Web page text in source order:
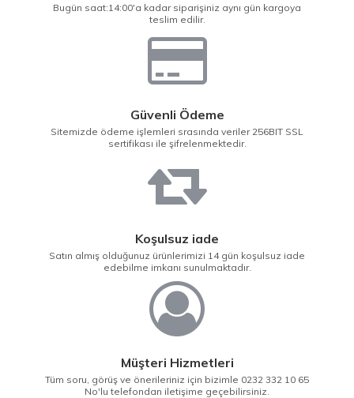
Bugün saat:14:00'a kadar siparişiniz aynı gün kargoya
teslim edilir.
Güvenli Ödeme
Sitemizde ödeme işlemleri srasında veriler 256BIT SSL
sertifikası ile şifrelenmektedir.
Koşulsuz iade
Satın almış olduğunuz ürünlerimizi 14 gün koşulsuz iade
edebilme imkanı sunulmaktadır.
Müşteri Hizmetleri
Tüm soru, görüş ve önerileriniz için bizimle 0232 332 10 65
No'lu telefondan iletişime geçebilirsiniz.